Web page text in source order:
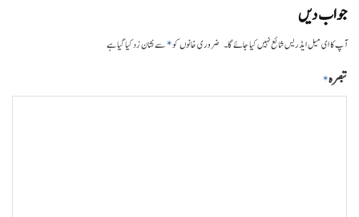
جواب دیں
آپ کا ای میل ایڈریس شائع نہیں کیا جائے گا۔ ضروری خانوں کو*سے نشان زد کیا گیا ہے
تبصرہ*